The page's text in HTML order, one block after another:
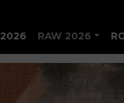
2026 RAW 2026